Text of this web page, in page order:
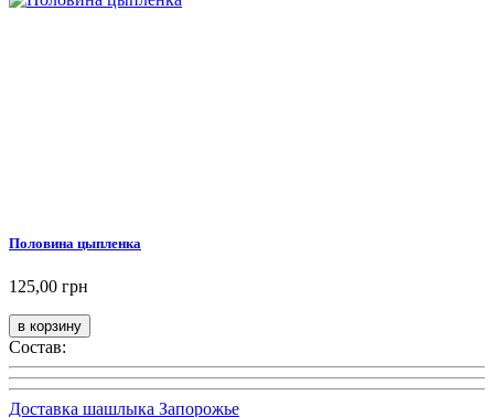
Половина цыпленка
125,00 грн
Состав:
Доставка шашлыка Запорожье